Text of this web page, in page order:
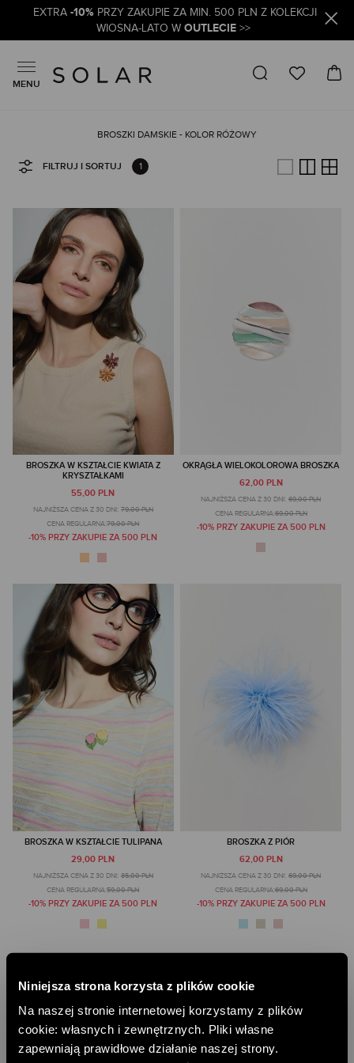
Niniejsza strona korzysta z plików cookie
Na naszej stronie internetowej korzystamy z plików
cookie: własnych i zewnętrznych. Pliki własne
zapewniają prawidłowe działanie naszej strony.
EXTRA -10% PRZY ZAKUPIE ZA MIN. 500 PLN Z KOLEKCJI
WIOSNA-LATO W OUTLECIE>>
MENU
BROSZKI DAMSKIE - KOLOR RÓŻOWY
FILTRUJ I SORTUJ 1
BROSZKA W KSZTAŁCIE KWIATA Z
KRYSZTAŁKAMI
55,00 PLN
NAJNIŻSZA CENA Z 30 DNI: 79,00 PLN
CENA REGULARNA:79,00 PLN
-10% PRZY ZAKUPIE ZA 500 PLN
OKRĄGŁA WIELOKOLOROWA BROSZKA
62,00 PLN
NAJNIŻSZA CENA Z 30 DNI: 69,00 PLN
CENA REGULARNA:69,00 PLN
-10% PRZY ZAKUPIE ZA 500 PLN
BROSZKA W KSZTAŁCIE TULIPANA
29,00 PLN
NAJNIŻSZA CENA Z 30 DNI: 35,00 PLN
CENA REGULARNA:59,00 PLN
-10% PRZY ZAKUPIE ZA 500 PLN
BROSZKA Z PIÓR
62,00 PLN
NAJNIŻSZA CENA Z 30 DNI: 69,00 PLN
CENA REGULARNA:69,00 PLN
-10% PRZY ZAKUPIE ZA 500 PLN
BROSZKI DAMSKIE – ELEGANCKI DODATEK Z
Broszki damskieto element biżuterii, który w prosty sposób potrafi
nadać stylizacji wyjątkowego charakteru. Przypięte do marynarki,
...CZYTAJ DALEJ